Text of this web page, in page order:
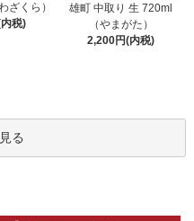
ざくら）
税)
雄町 中取り 生 720ml
（やまがた）
2,200円(内税)
る